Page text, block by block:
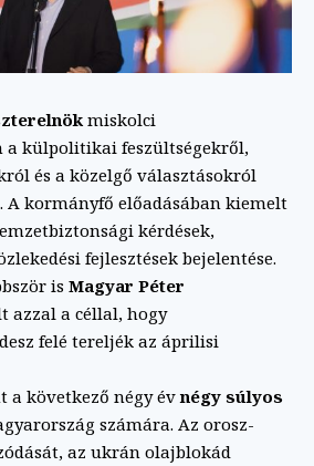
miskolci
a külpolitikai feszültségekről,
és a közelgő választásokról
A kormányfő előadásában kiemelt
kérdések,
fejlesztések bejelentése.
is Magyar Péter
azzal a céllal, hogy
felé tereljék az áprilisi
a következő négy évnégy súlyos
számára. Az orosz-
az ukrán olajblokád